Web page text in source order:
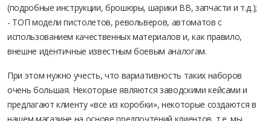
(подробные инструкции, брошюры, шарики ВВ, запчасти и т.д.);
- ТОП модели пистолетов, револьверов, автоматов с
использованием качественных материалов и, как правило,
внешне идентичные известным боевым аналогам.
При этом нужно учесть, что вариативность таких наборов
очень большая. Некоторые являются заводскими кейсами и
предлагают клиенту «все из коробки», некоторые создаются в